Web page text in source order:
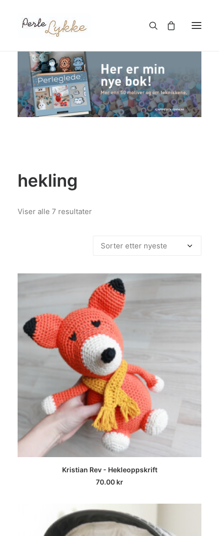
Hjem
Nettbutikk
Blogg
hekling
Viser alle 7 resultaterSortert
LEGG I HANDLEKURV
Kristian Rev - Hekleoppskrift
70.00 kr